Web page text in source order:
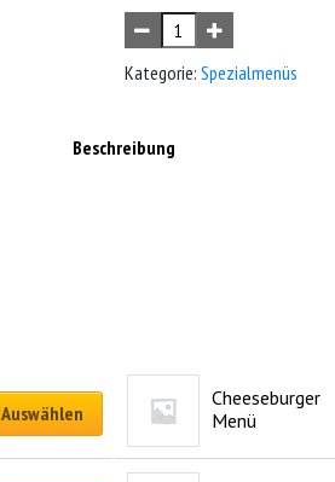
Kategorie: Spezialmenüs
Beschreibung
Auswählen
Cheeseburger
Menü